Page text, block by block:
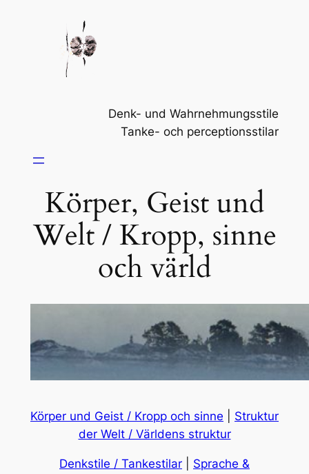
Denk- und Wahrnehmungsstile
Tanke- och perceptionsstilar
Körper, Geist und
Welt / Kropp, sinne
och värld
Körper und Geist / Kropp och sinne
Struktur
der Welt / Världens struktur
Denkstile / Tankestilar
Sprache &